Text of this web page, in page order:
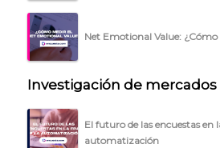
Net Emotional Value:
Investigación de mercados
El futuro de las encuestas en
automatización